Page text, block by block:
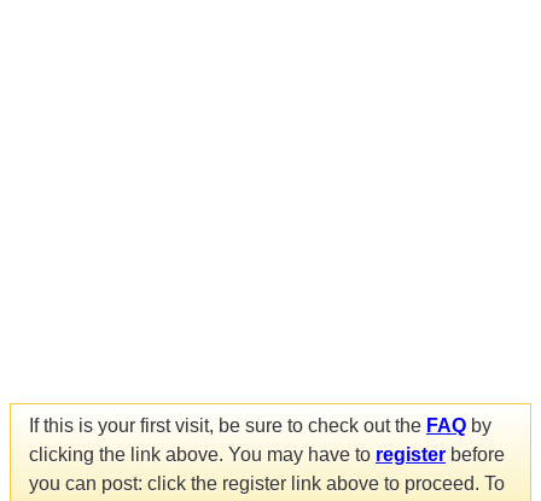
If this is your first visit, be sure to check out the FAQ by
clicking the link above. You may have to register before
you can post: click the register link above to proceed. To